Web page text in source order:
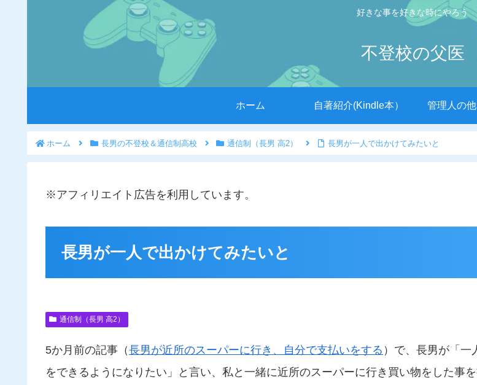
好きな事を好きな時にやろう
不登校の父医
ホーム 自著紹介(Kindle本） 管理人の
ホーム 長男の不登校＆通信制高校 通信制（長男 高2） 長男が一人で出かけてみたいと
※アフィリエイト広告を利用しています。
長男が一人で出かけてみたいと
通信制（長男 高2）
5か月前の記事（長男が近所のスーパーに行き、自分で支払いをする ）で、長男が「一
をできるようになりたい」と言い、私と一緒に近所のスーパーに行き買い物をした事